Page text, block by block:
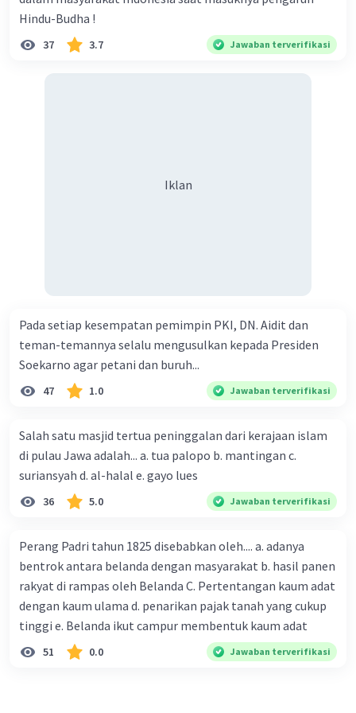
sehingga selalu menghadap ke arah sinar matahari.
Tanaman ini tidak hanya berperan sebagai bahan pangan
tetapi juga memiliki peran penting dalam perdagangan
berbagai faktor seperti perang, konflik, dan penurunan
dunia kuno, membentuk jaringan yang penting dalam
sejarah global.
Beri Rating·0.0(0) Balas
Hindu-Budha !
37 3.7 Jawaban terverifikasi
Iklan
Pada setiap kesempatan pemimpin PKI, DN. Aidit dan
teman-temannya selalu mengusulkan kepada Presiden
Soekarno agar petani dan buruh...
47 1.0 Jawaban terverifikasi
Salah satu masjid tertua peninggalan dari kerajaan islam
di pulau Jawa adalah... a. tua palopo b. mantingan c.
suriansyah d. al-halal e. gayo lues
36 5.0 Jawaban terverifikasi
Perang Padri tahun 1825 disebabkan oleh.... a. adanya
bentrok antara belanda dengan masyarakat b. hasil panen
rakyat di rampas oleh Belanda C. Pertentangan kaum adat
dengan kaum ulama d. penarikan pajak tanah yang cukup
tinggi e. Belanda ikut campur membentuk kaum adat
51 0.0 Jawaban terverifikasi